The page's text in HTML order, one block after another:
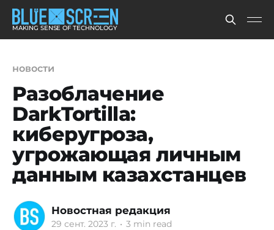
MAKING SENSE OF TECHNOLOGY
новости
Разоблачение
DarkTortilla:
киберугроза,
угрожающая личным
данным казахстанцев
Новостная редакция
29 сент. 2023 г. • 3 min read